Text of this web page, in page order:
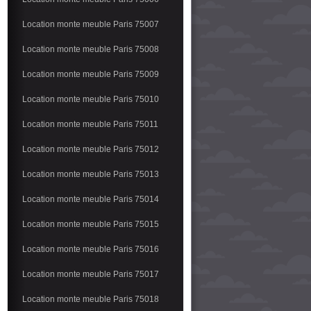
Location monte meuble Paris 75007
Location monte meuble Paris 75008
Location monte meuble Paris 75009
Location monte meuble Paris 75010
Location monte meuble Paris 75011
Location monte meuble Paris 75012
Location monte meuble Paris 75013
Location monte meuble Paris 75014
Location monte meuble Paris 75015
Location monte meuble Paris 75016
Location monte meuble Paris 75017
Location monte meuble Paris 75018